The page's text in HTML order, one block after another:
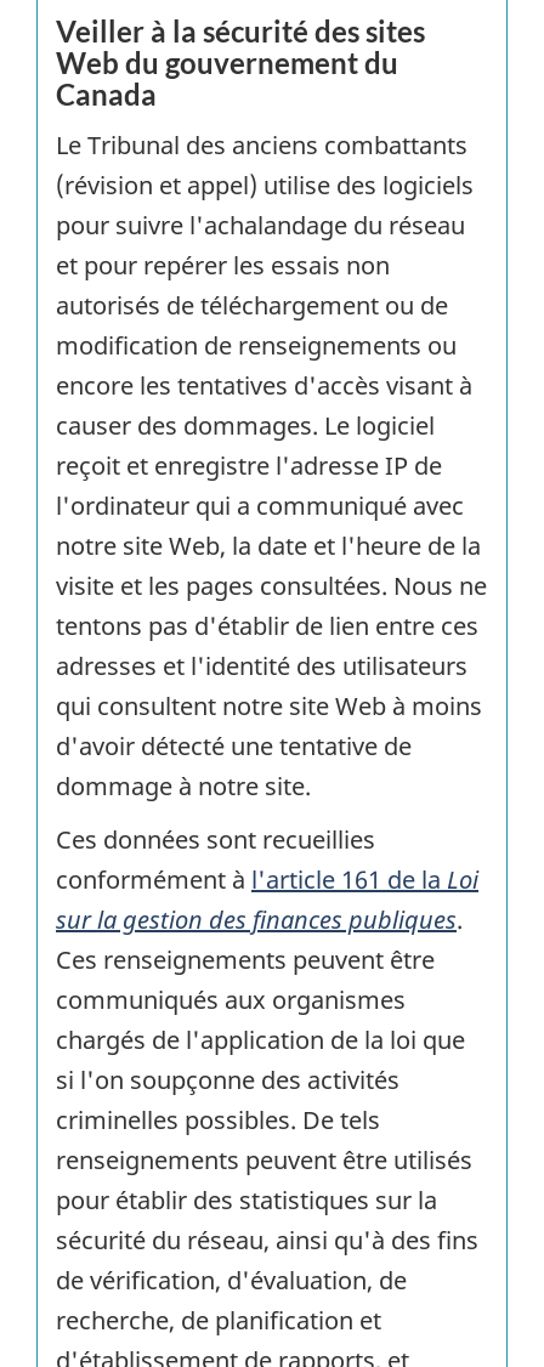
Veiller à la sécurité des sites
Web du gouvernement du
Canada
Le Tribunal des anciens combattants
(révision et appel) utilise des logiciels
pour suivre l'achalandage du réseau
et pour repérer les essais non
autorisés de téléchargement ou de
modification de renseignements ou
encore les tentatives d'accès visant à
causer des dommages. Le logiciel
reçoit et enregistre l'adresse IP de
l'ordinateur qui a communiqué avec
notre site Web, la date et l'heure de la
visite et les pages consultées. Nous ne
tentons pas d'établir de lien entre ces
adresses et l'identité des utilisateurs
qui consultent notre site Web à moins
d'avoir détecté une tentative de
dommage à notre site.
Ces données sont recueillies
conformément à l'article 161 de la Loi
sur la gestion des finances publiques.
Ces renseignements peuvent être
communiqués aux organismes
chargés de l'application de la loi que
si l'on soupçonne des activités
criminelles possibles. De tels
renseignements peuvent être utilisés
pour établir des statistiques sur la
sécurité du réseau, ainsi qu'à des fins
de vérification, d'évaluation, de
recherche, de planification et